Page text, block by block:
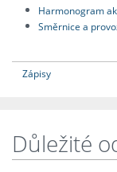
Harmonogram
Směrnice a
Zápisy
Důležité